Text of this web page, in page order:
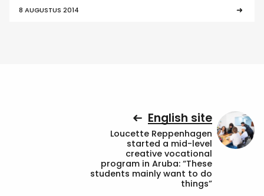
8 AUGUSTUS 2014
English site
Loucette Reppenhagen
started a mid-level
creative vocational
program in Aruba: “These
students mainly want to do
things”